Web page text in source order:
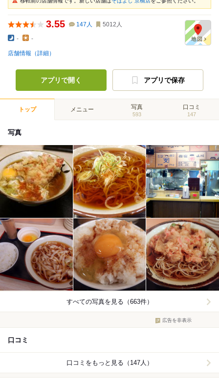
3.55 147 人 5012 人
- -
店舗情報（詳細）
アプリで開く アプリで保存
トップ メニュー 写真
593
口コミ
147
写真
すべての写真を見る（663件）
広告を非表示
口コミ
口コミをもっと見る（147人）